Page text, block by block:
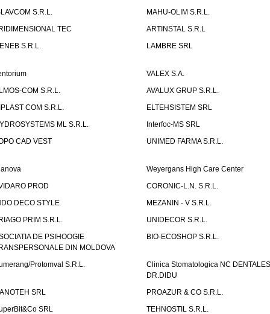
S.R.L.
MAHU-OLIM S.R.L.
TEC
ARTINSTAL S.R.L
S.R.L.
LAMBRE SRL
VALEX S.A.
COM S.R.L.
AVALUX GRUP S.R.L.
COM S.R.L.
ELTEHSISTEM SRL
ML S.R.L.
Interfoc-MS SRL
CAD VEST
UNIMED FARMA S.R.L.
Weyergans High Care Center
PROD
CORONIC-L.N. S.R.L.
DECO STYLE
MEZANIN - V S.R.L.
PRIM S.R.L.
UNIDECOR S.R.L.
DE PSIHOOGIE
DIN MOLDOVA
BIO-ECOSHOP S.R.L.
Protomval S.R.L.
Clinica Stomatologica NC DENTALES
DR.DIDU
SRL
PROAZUR & CO S.R.L.
SRL
TEHNOSTIL S.R.L.